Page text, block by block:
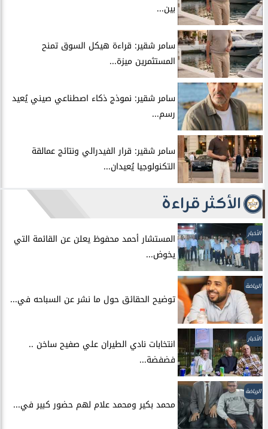
بين...
سامر شقير: قراءة هيكل السوق تمنح
المستثمرين ميزة...
سامر شقير: نموذج ذكاء اصطناعي صيني يُعيد
رسم...
سامر شقير: قرار الفيدرالي ونتائج عمالقة
التكنولوجيا يُعيدان...
الأكثر قراءة
الأخبار
المستشار أحمد محفوظ يعلن عن القائمة التي
يخوض...
الرياضة
توضيح الحقائق حول ما نشر عن السباحه في...
الأخبار
انتخابات نادي الطيران علي صفيح ساخن ..
فضفضة...
الرياضة
محمد بكير ومحمد علام لهم حضور كبير في...